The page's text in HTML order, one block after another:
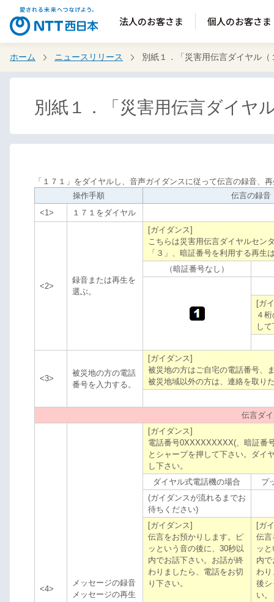
法人のお客さま 個人のお客さま
ホーム ニュースリリース 別紙１．「災害用伝言ダイヤル
別紙１．「災害用伝言ダイヤ
「１７１」をダイヤルし、音声ガイダンスに従って伝言の録音、
操作手順
伝言の録音
<1>
１７１をダイヤル
<2>
録音または再生を
選ぶ。
[ガイダンス]
こちらは災害用伝言ダイヤルセン
「３」、暗証番号を利用する再生
（暗証番号なし）
[ガ
４
し
<3>
被災地の方の電話
番号を入力する。
[ガイダンス]
被災地の方はご自宅の電話番号、
被災地域以外の方は、連絡を取り
伝言ダ
<4>
メッセージの録音
メッセージの再生
[ガイダンス]
電話番号0XXXXXXXXX(、暗証番
とシャープを押して下さい。ダイ
し下さい。
ダイヤル式電話機の場合
プ
(ガイダンスが流れるまでお
待ちください)
[ガイダンス]
伝言をお預かりします。ピ
ッという音の後に、30秒以
内でお話下さい。お話が終
わりましたら、電話をお切
り下さい。
[ガ
伝言
ッ
内
わり
後シ
い。